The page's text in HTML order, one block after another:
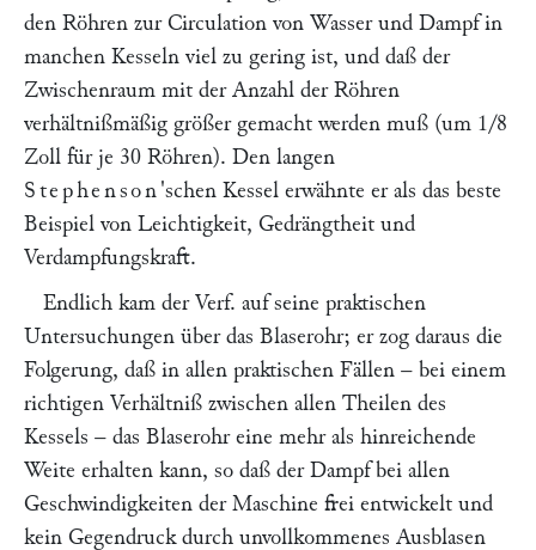
den Röhren zur Circulation von Wasser und Dampf in
manchen Kesseln viel zu gering ist, und daß der
Zwischenraum mit der Anzahl der Röhren
verhältnißmäßig größer gemacht werden muß (um 1/8
Zoll für je 30 Röhren). Den langen
Stephenson 'schen Kessel erwähnte er als das beste
Beispiel von Leichtigkeit, Gedrängtheit und
Verdampfungskraft.
Endlich kam der Verf. auf seine praktischen
Untersuchungen über das Blaserohr; er zog daraus die
Folgerung, daß in allen praktischen Fällen – bei einem
richtigen Verhältniß zwischen allen Theilen des
Kessels – das Blaserohr eine mehr als hinreichende
Weite erhalten kann, so daß der Dampf bei allen
Geschwindigkeiten der Maschine frei entwickelt und
kein Gegendruck durch unvollkommenes Ausblasen